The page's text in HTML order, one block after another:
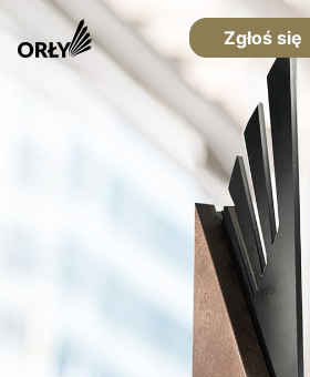
Zgłoś się